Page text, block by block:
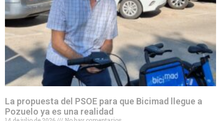
La propuesta del PSOE para que Bicimad llegue a
Pozuelo ya es una realidad